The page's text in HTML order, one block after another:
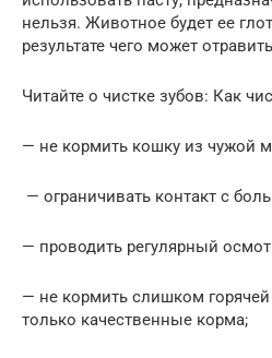
нельзя. Животное будет ее
результате чего может
Читайте о чистке зубов: Как
— не кормить кошку из чужой
— ограничивать контакт с
— проводить регулярный
— не кормить слишком
только качественные корма;